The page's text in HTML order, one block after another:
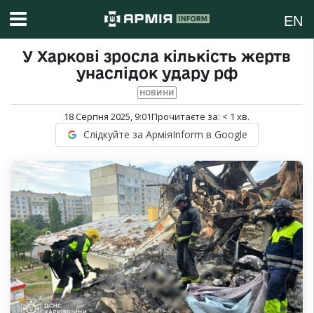
EN
У Харкові зросла кількість жертв
унаслідок удару рф
НОВИНИ
18 Серпня 2025, 9:01Прочитаєте за: < 1 хв.
Слідкуйте за АрміяInform в Google